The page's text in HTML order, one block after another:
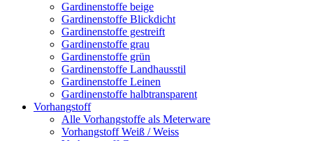
Gardinenstoffe beige
Gardinenstoffe Blickdicht
Gardinenstoffe gestreift
Gardinenstoffe grau
Gardinenstoffe grün
Gardinenstoffe Landhausstil
Gardinenstoffe Leinen
Gardinenstoffe halbtransparent
Vorhangstoff
Alle Vorhangstoffe als Meterware
Vorhangstoff Weiß / Weiss